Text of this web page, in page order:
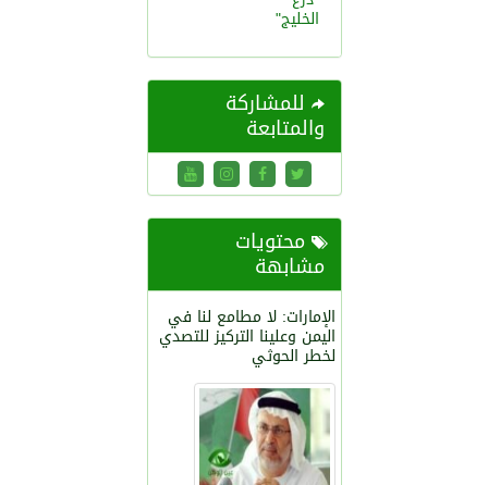
الخليج"
للمشاركة
والمتابعة
محتويات
مشابهة
الإمارات: لا مطامع لنا في
اليمن وعلينا التركيز للتصدي
لخطر الحوثي